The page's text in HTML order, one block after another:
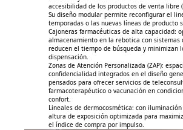
accesibilidad de los productos de venta libre
Su diseño modular permite reconfigurar el
temporadas o las nuevas líneas de producto
Cajoneras farmacéuticas de alta capacidad:
almacenamiento en la rebotica con sistemas
reducen el tiempo de búsqueda y minimizan
dispensación.
Zonas de Atención Personalizada (ZAP):
confidencialidad integrados en el diseño
pensados para ofrecer servicios de
farmacoterapéutico o vacunación en
confort.
Lineales de dermocosmética: con
altura de exposición optimizada para
el índice de compra por impulso.